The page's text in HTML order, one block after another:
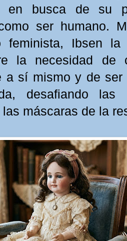
en busca de su
ser humano.
feminista, Ibsen
la necesidad de
a sí mismo y de ser
desafiando las
máscaras de la